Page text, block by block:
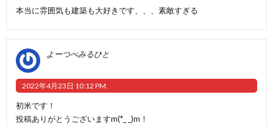
本当に雰囲気も建築も大好きです、、、素敵すぎる
よーつべみるひと
2022年4月23日 10:12 PM
初米です！
投稿ありがとうございますm(*_ _)m！